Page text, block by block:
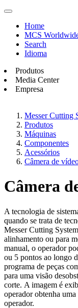
Home
MCS
Search
Idioma
Produtos
Media Center
Empresa
Messer Cutting
Produtos
Máquinas
Componentes
Acessórios
Câmera de
Câmera
A tecnologia de
quando se trata de
Messer Cutting
alinhamento ou para
manual, o operador
ou 5 pontos ao longo
programa de peças
para uma visão
corte. A imagem é
operador obtenha
operador.